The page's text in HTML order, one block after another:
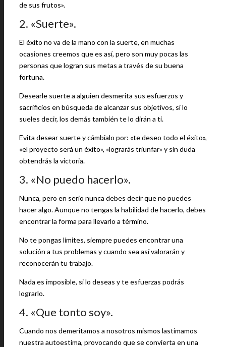
de sus frutos».
2. «Suerte».
El éxito no va de la mano con la suerte, en muchas
ocasiones creemos que es así, pero son muy pocas las
personas que logran sus metas a través de su buena
fortuna.
Desearle suerte a alguien desmerita sus esfuerzos y
sacrificios en búsqueda de alcanzar sus objetivos, si lo
sueles decir, los demás también te lo dirán a ti.
Evita desear suerte y cámbialo por: «te deseo todo el éxito»,
«el proyecto será un éxito», «lograrás triunfar» y sin duda
obtendrás la victoria.
3. «No puedo hacerlo».
Nunca, pero en serio nunca debes decir que no puedes
hacer algo. Aunque no tengas la habilidad de hacerlo, debes
encontrar la forma para llevarlo a término.
No te pongas límites, siempre puedes encontrar una
solución a tus problemas y cuando sea así valorarán y
reconocerán tu trabajo.
Nada es imposible, si lo deseas y te esfuerzas podrás
lograrlo.
4. «Que tonto soy».
Cuando nos demeritamos a nosotros mismos lastimamos
nuestra autoestima, provocando que se convierta en una